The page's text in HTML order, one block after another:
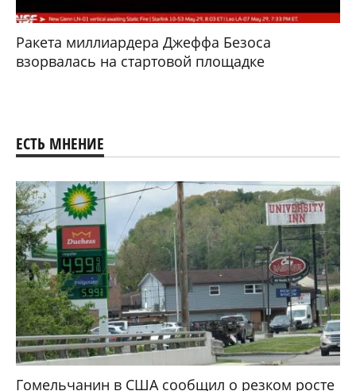
Ракета миллиардера Джеффа Безоса
взорвалась на стартовой площадке
ЕСТЬ МНЕНИЕ
Гомельчанин в США сообщил о резком росте